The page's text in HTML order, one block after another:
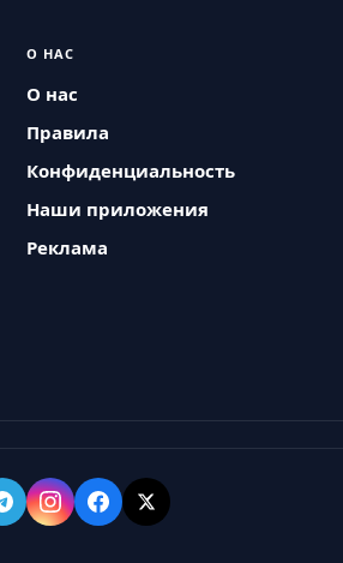
О НАС
О нас
Правила
Конфиденциальность
Наши приложения
Реклама